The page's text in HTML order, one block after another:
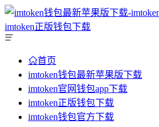
首页
imtoken钱包最新苹果版下载
imtoken官网钱包app下载
imtoken正版钱包下载
imtoken钱包官方下载